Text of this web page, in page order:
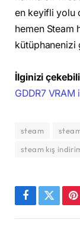
en keyifli yolu
hemen Steam
kütüphanenizi
İlginizi
GDDR7
steam
steam kış
Facebook
Twitter